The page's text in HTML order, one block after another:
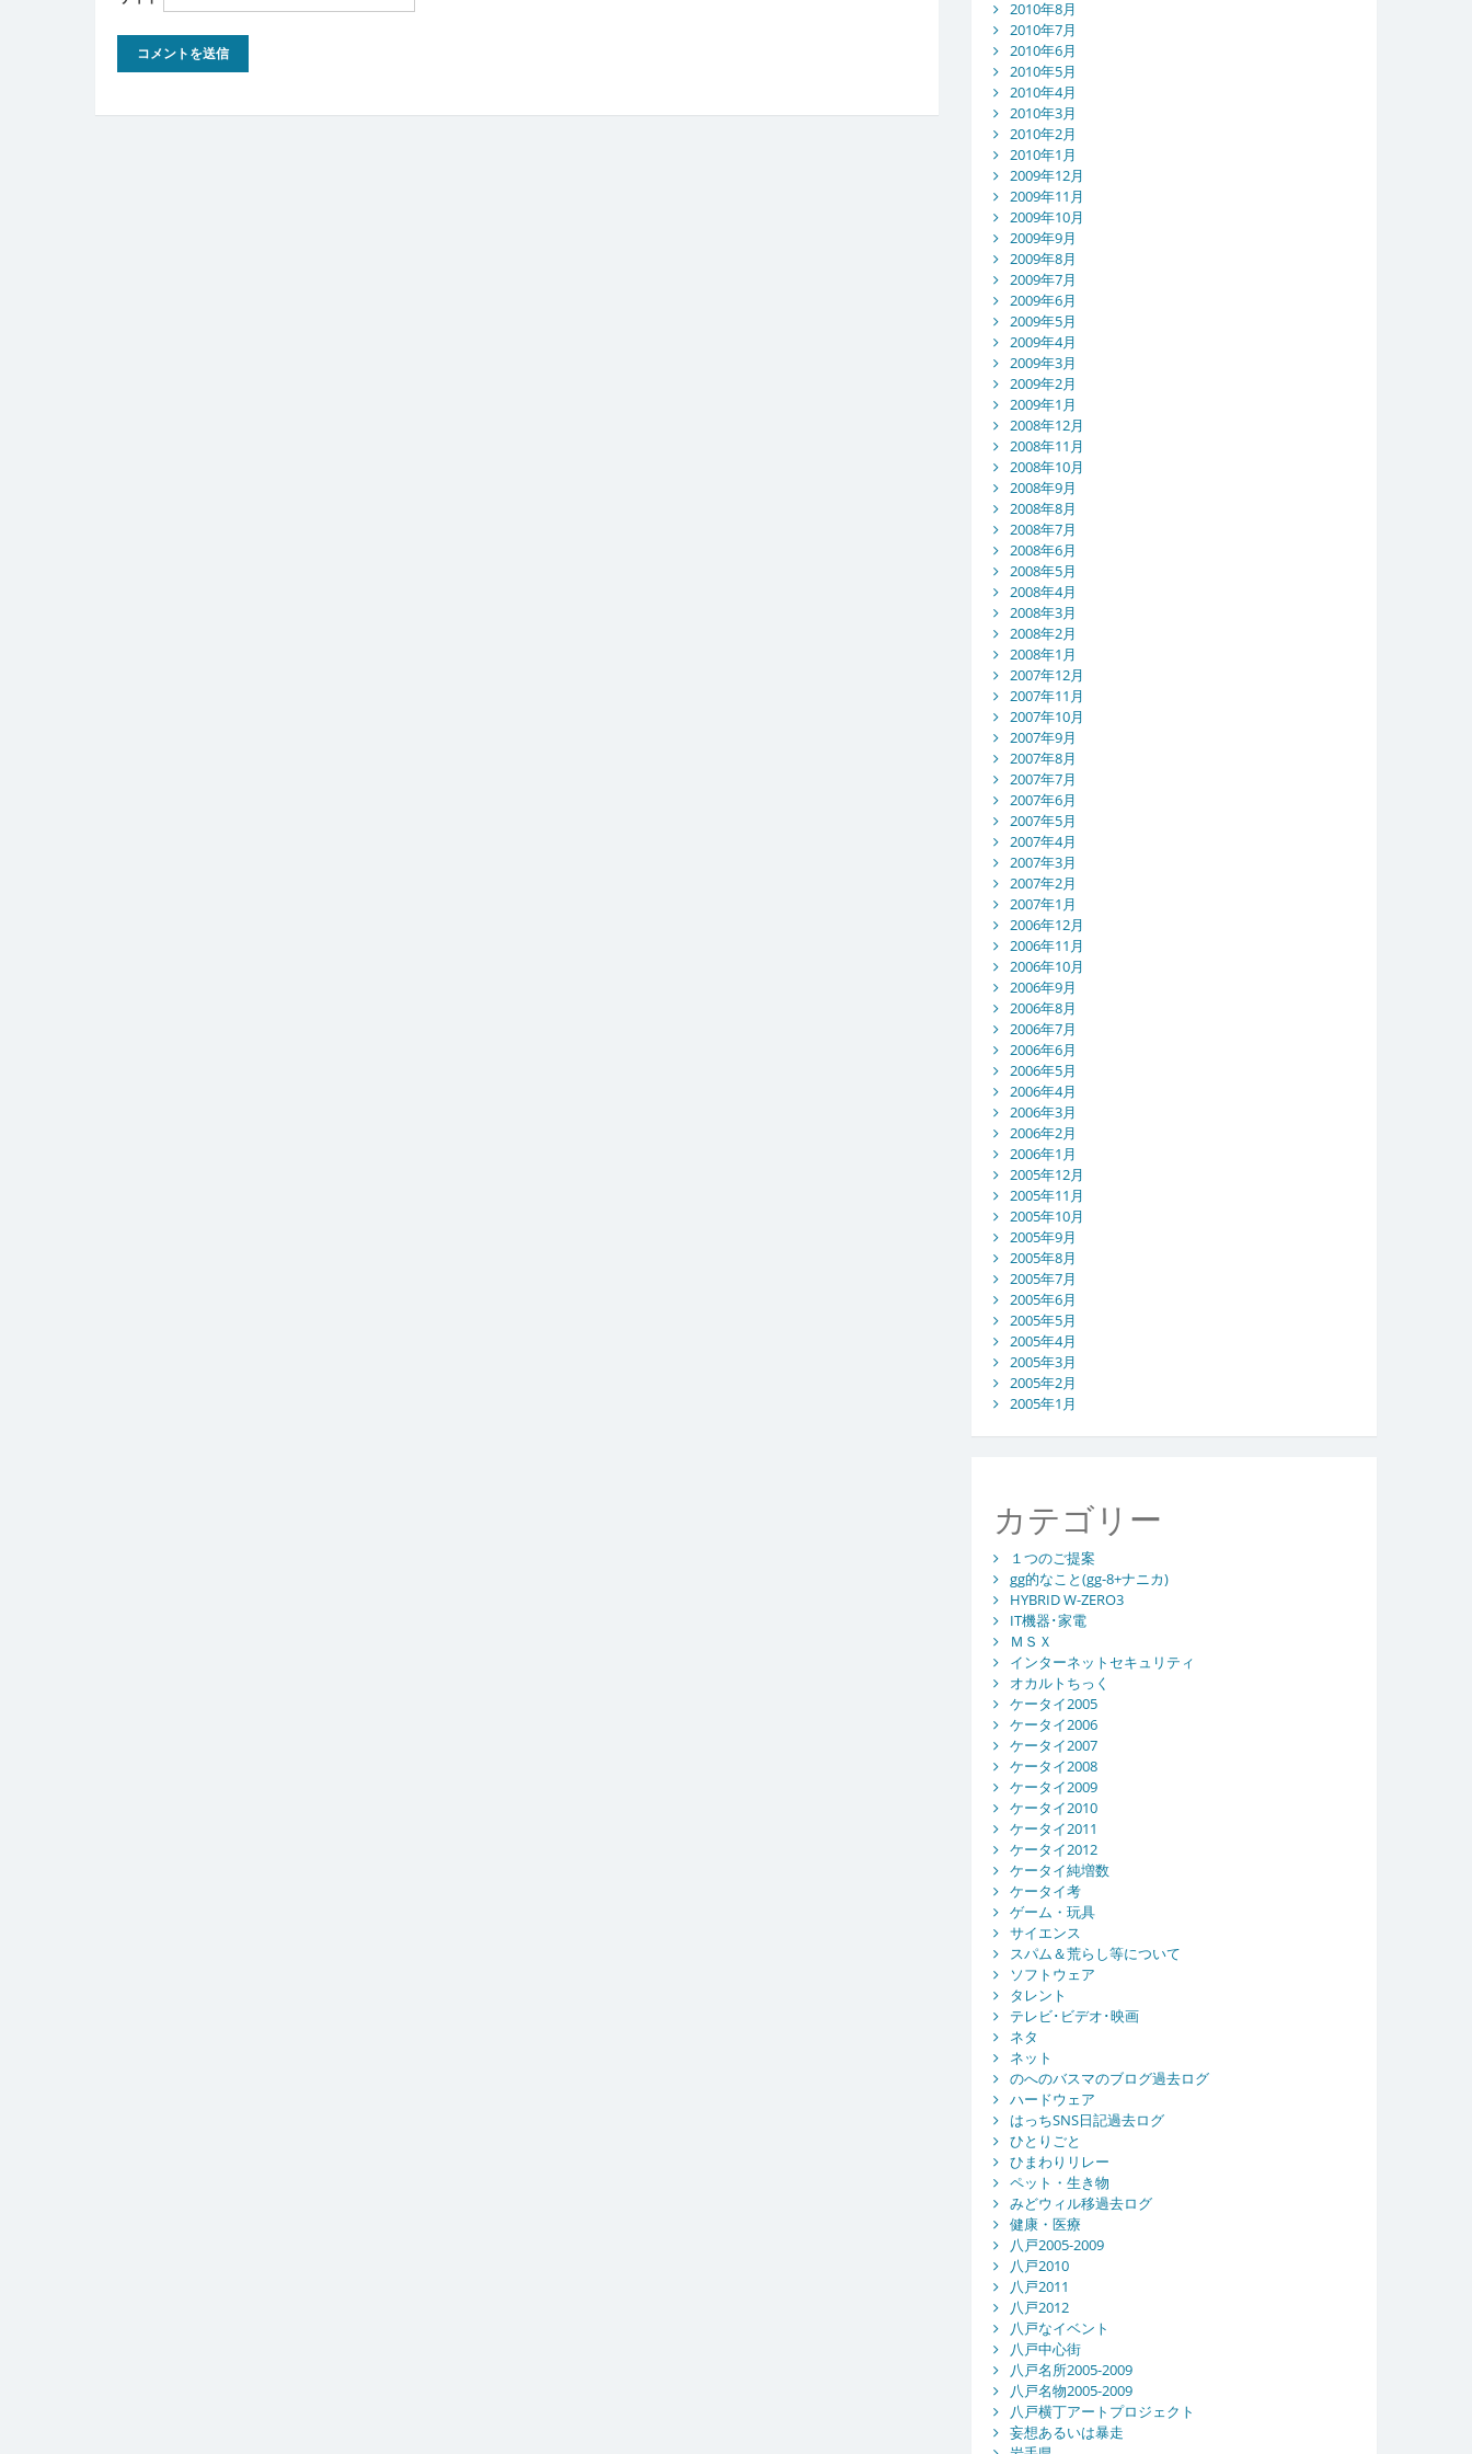
2010年8月
2010年7月
2010年6月
2010年5月
2010年4月
2010年3月
2010年2月
2010年1月
2009年12月
2009年11月
2009年10月
2009年9月
2009年8月
2009年7月
2009年6月
2009年5月
2009年4月
2009年3月
2009年2月
2009年1月
2008年12月
2008年11月
2008年10月
2008年9月
2008年8月
2008年7月
2008年6月
2008年5月
2008年4月
2008年3月
2008年2月
2008年1月
2007年12月
2007年11月
2007年10月
2007年9月
2007年8月
2007年7月
2007年6月
2007年5月
2007年4月
2007年3月
2007年2月
2007年1月
2006年12月
2006年11月
2006年10月
2006年9月
2006年8月
2006年7月
2006年6月
2006年5月
2006年4月
2006年3月
2006年2月
2006年1月
2005年12月
2005年11月
2005年10月
2005年9月
2005年8月
2005年7月
2005年6月
2005年5月
2005年4月
2005年3月
2005年2月
2005年1月
カテゴリー
１つのご提案
gg的なこと(gg-8+ナニカ)
HYBRID W-ZERO3
IT機器･家電
ＭＳＸ
インターネットセキュリティ
オカルトちっく
ケータイ2005
ケータイ2006
ケータイ2007
ケータイ2008
ケータイ2009
ケータイ2010
ケータイ2011
ケータイ2012
ケータイ純増数
ケータイ考
ゲーム・玩具
サイエンス
スパム＆荒らし等について
ソフトウェア
タレント
テレビ･ビデオ･映画
ネタ
ネット
のへのバスマのブログ過去ログ
ハードウェア
はっちSNS日記過去ログ
ひとりごと
ひまわりリレー
ペット・生き物
みどウィル移過去ログ
健康・医療
八戸2005-2009
八戸2010
八戸2011
八戸2012
八戸なイベント
八戸中心街
八戸名所2005-2009
八戸名物2005-2009
八戸横丁アートプロジェクト
妄想あるいは暴走